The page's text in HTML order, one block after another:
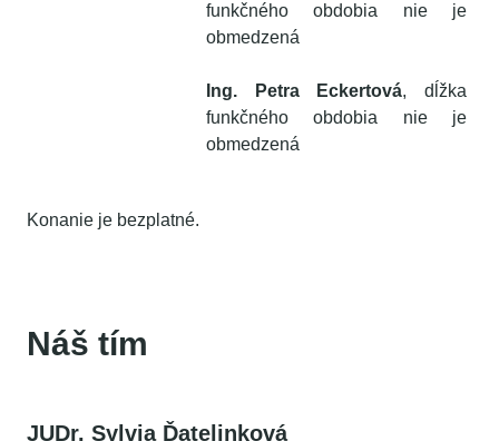
funkčného obdobia nie je
obmedzená
Ing. Petra Eckertová, dĺžka
funkčného obdobia nie je
obmedzená
Konanie je bezplatné.
Náš tím
JUDr. Sylvia Ďatelinková